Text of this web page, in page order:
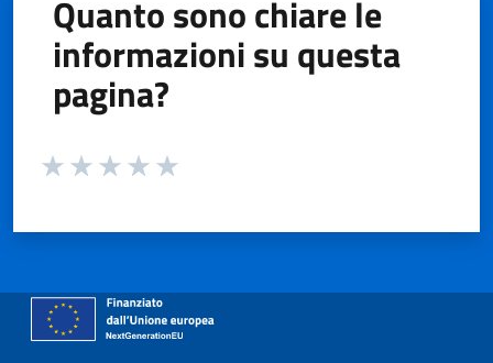
Quanto sono chiare le
informazioni su questa
pagina?
Valuta da 1 a 5 stelle la pagina